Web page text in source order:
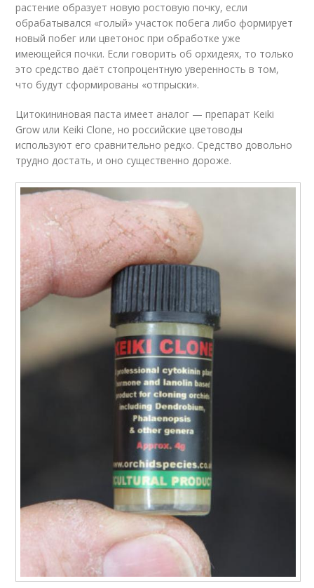
растение образует новую ростовую почку, если
обрабатывался «голый» участок побега либо формирует
новый побег или цветонос при обработке уже
имеющейся почки. Если говорить об орхидеях, то только
это средство даёт стопроцентную уверенность в том,
что будут сформированы «отпрыски».
Цитокининовая паста имеет аналог — препарат Keiki
Grow или Keiki Clone, но российские цветоводы
используют его сравнительно редко. Средство довольно
трудно достать, и оно существенно дороже.